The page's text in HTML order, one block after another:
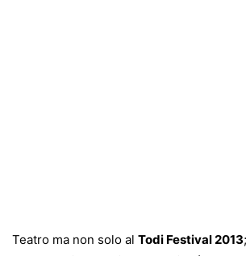
Teatro ma non solo al Todi Festival 2013